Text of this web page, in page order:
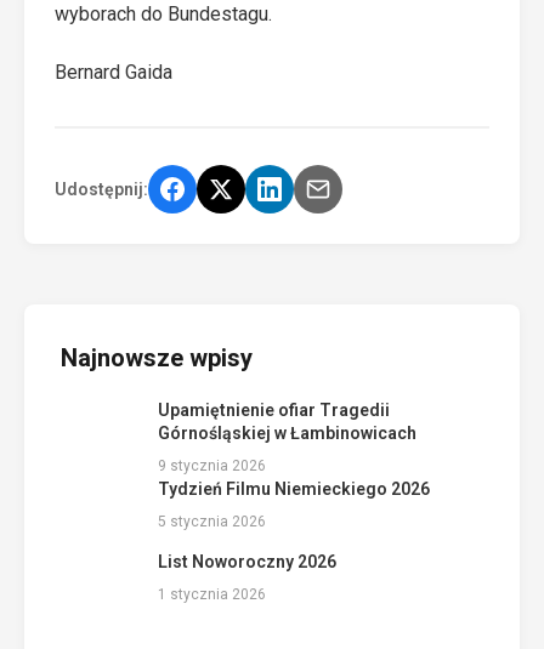
wyborach do Bundestagu.
Bernard Gaida
Udostępnij:
Najnowsze wpisy
Upamiętnienie ofiar Tragedii
Górnośląskiej w Łambinowicach
9 stycznia 2026
Tydzień Filmu Niemieckiego 2026
5 stycznia 2026
List Noworoczny 2026
1 stycznia 2026